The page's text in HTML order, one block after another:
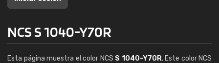
NCS S 1040-Y70R
Esta página muestra el color NCS S 1040-Y70R. Este color NCS